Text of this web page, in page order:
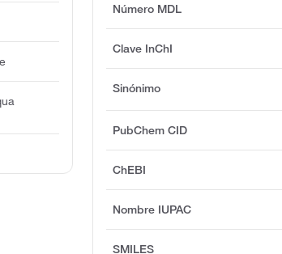
Número MDL
Clave InChI
Sinónimo
PubChem CID
ChEBI
Nombre IUPAC
SMILES